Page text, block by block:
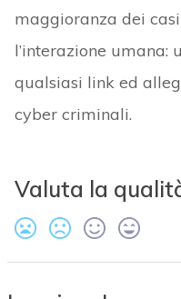
maggioranza dei
l’interazione umana:
qualsiasi link ed
cyber criminali.
Valuta la